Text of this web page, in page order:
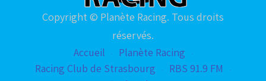
Copyright © Planète Racing. Tous droits
réservés.
Accueil
Planète Racing
Racing Club de Strasbourg
RBS 91.9 FM